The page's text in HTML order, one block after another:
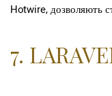
Hotwire, дозволяють
7.